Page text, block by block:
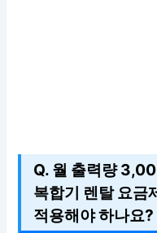
Q. 월 출력량
복합기 렌탈 요금
적용해야 하나요?